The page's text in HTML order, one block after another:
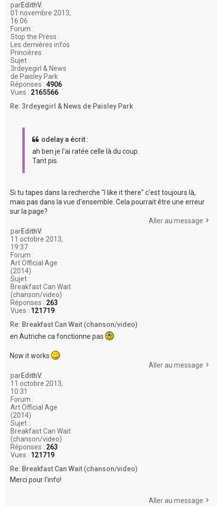
parEdithV.
01 novembre 2013,
16:06
Forum :
Stop the Press :
Les dernières infos
Princières
Sujet :
3rdeyegirl & News
de Paisley Park
Réponses : 4906
Vues : 2165566
Re: 3rdeyegirl & News de Paisley Park
odelay a écrit :
ah ben je l'ai ratée celle là du coup.
Tant pis.
Si tu tapes dans la recherche "I like it there" c'est toujours là,
mais pas dans la vue d'ensemble. Cela pourrait être une erreur
sur la page?
Aller au message
parEdithV.
11 octobre 2013,
19:37
Forum :
Art Official Age
(2014)
Sujet :
Breakfast Can Wait
(chanson/video)
Réponses : 263
Vues : 121719
Re: Breakfast Can Wait (chanson/video)
en Autriche ca fonctionne pas
Now it works
Aller au message
parEdithV.
11 octobre 2013,
10:31
Forum :
Art Official Age
(2014)
Sujet :
Breakfast Can Wait
(chanson/video)
Réponses : 263
Vues : 121719
Re: Breakfast Can Wait (chanson/video)
Merci pour l'info!
Aller au message